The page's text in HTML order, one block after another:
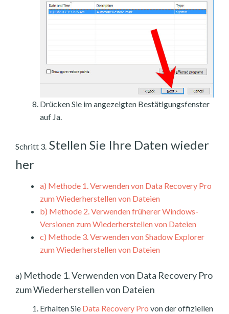
Drücken Sie im angezeigten Bestätigungsfenster
auf Ja.
Schritt 3. Stellen Sie Ihre Daten wieder
her
a) Methode 1. Verwenden von Data Recovery Pro
zum Wiederherstellen von Dateien
b) Methode 2. Verwenden früherer Windows-
Versionen zum Wiederherstellen von Dateien
c) Methode 3. Verwenden von Shadow Explorer
zum Wiederherstellen von Dateien
a) Methode 1. Verwenden von Data Recovery Pro
zum Wiederherstellen von Dateien
Erhalten Sie Data Recovery Pro von der offiziellen